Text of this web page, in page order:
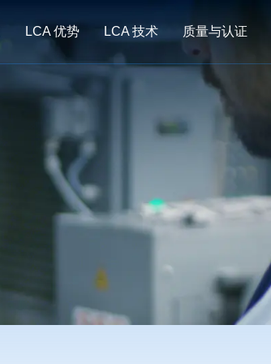
LCA 优势 LCA 技术 质量与认证